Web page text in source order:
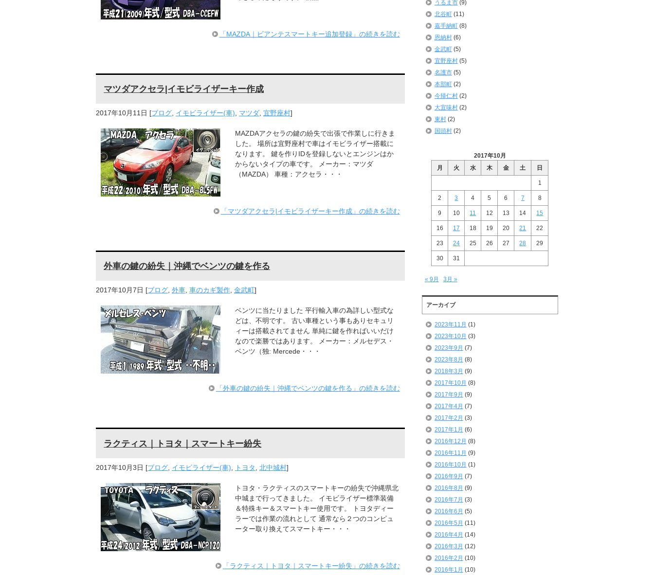
「MAZDA｜ビアンテスマートキー追加登録」の続きを読む
マツダアクセラ|イモビライザーキー作成
2017年10月11日 [ブログ イモビライザー(車) マツダ 宜野座村]
MAZDAアクセラの鍵の紛失で出張で作業しに行きま
した。 場所は宜野座村で車はイモビライザー搭載に
なります。 鍵を作りIDを登録しないとエンジンはか
からないタイプの車です。 メーカー：マツダ
（MAZDA） 車種：アクセラ・・・
「マツダアクセラ|イモビライザーキー作成」の続きを読む
外車の鍵の紛失｜沖縄でベンツの鍵を作る
2017年10月7日 [ブログ, 外車, 車のカギ製作, 金武町]
ベンツに当たりました 平行輸入車の為詳しい型式な
どは、不明です。 古い車種という事もありセキュリ
ィーは搭載されてません 単純に鍵を作ればいいだけ
なので楽勝ではあります。 メーカー：メルセデス・
ベンツ（独: Mercede・・・
「外車の鍵の紛失｜沖縄でベンツの鍵を作る」の続きを読む
ラクティス｜トヨタ｜スマートキー紛失
2017年10月3日 [ブログ イモビライザー(車) トヨタ 北中城村]
トヨタ・ラクティスのスマートキーの紛失で沖縄県北
中城まで行ってきました。 イモビライザー標準装備
＆特殊キー＆スマートキー使用です。 トヨタディー
ラーでは作業の流れとして 通常なら２つのコンピュ
ーター取り換えてスマートキー・・・
「ラクティス｜トヨタ｜スマートキー紛失」の続きを読む
うるま市(9)
北谷町(11)
嘉手納町(8)
恩納村(6)
金武町(5)
宜野座村(5)
名護市(5)
本部町(2)
今帰仁村(2)
大宜味村(2)
東村(2)
国頭村(2)
2017年10月
月
火 水 木 金 土 日
1
2 3 4 5 6 7 8
9 10 11 12 13 14 15
16 17 18 19 20 21 22
23 24 25 26 27 28 29
30 31
« 9月 3月 »
アーカイブ
2023年11月 (1)
2023年10月 (3)
2023年9月 (7)
2023年8月 (8)
2018年3月 (9)
2017年10月 (8)
2017年9月 (9)
2017年4月 (7)
2017年2月 (3)
2017年1月 (6)
2016年12月 (8)
2016年11月 (9)
2016年10月 (1)
2016年9月 (7)
2016年8月 (9)
2016年7月 (3)
2016年6月 (5)
2016年5月 (11)
2016年4月 (14)
2016年3月 (12)
2016年2月 (10)
2016年1月 (10)